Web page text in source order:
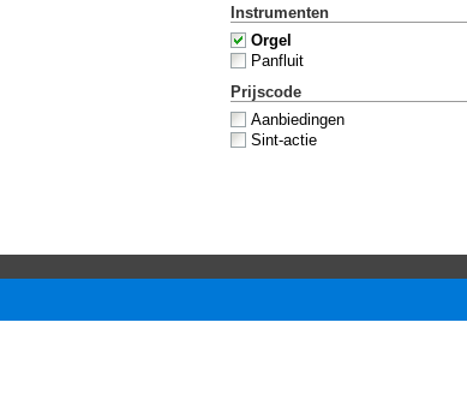
Instrumenten
Orgel
Panfluit
Prijscode
Aanbiedingen
Sint-actie